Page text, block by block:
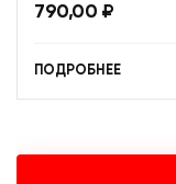
790,00 ₽
ПОДРОБНЕЕ